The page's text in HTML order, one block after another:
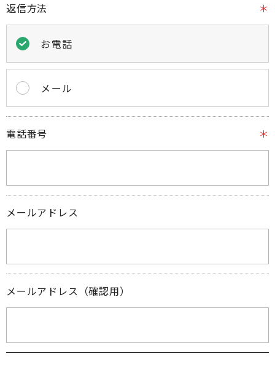
返信方法
お電話
メール
電話番号
メールアドレス
メールアドレス（確認用）